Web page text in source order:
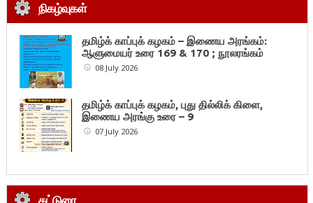
நிகழ்வுகள்
தமிழ்க் காப்புக் கழகம் – இணைய அரங்கம்:
ஆளுமையர் உரை 169 & 170 ; நூலரங்கம்
08 July 2026
தமிழ்க் காப்புக் கழகம், புது தில்லிக் கிளை,
இணைய அரங்கு உரை – 9
07 July 2026
கட்டுரை